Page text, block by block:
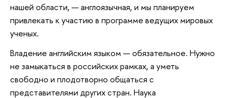
нашей области, — англоязычная, и мы планируем
привлекать к участию в программе ведущих мировых
ученых.
Владение английским языком — обязательное. Нужно
не замыкаться в российских рамках, а уметь
свободно и плодотворно общаться с
представителями других стран. Наука